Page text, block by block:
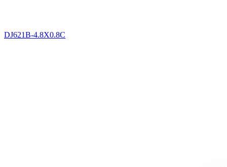
DJ621B-4.8X0.8C